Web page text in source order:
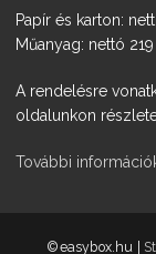
Papír és karton:
Műanyag: nettó
A rendelésre
oldalunkon
További
­©easybox.hu |